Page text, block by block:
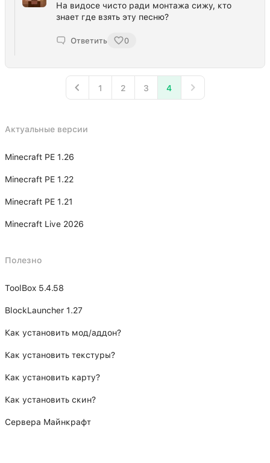
На видосе чисто ради монтажа сижу, кто
знает где взять эту песню?
Ответить 0
1 2 3 4
Актуальные версии
Minecraft PE 1.26
Minecraft PE 1.22
Minecraft PE 1.21
Minecraft Live 2026
Полезно
ToolBox 5.4.58
BlockLauncher 1.27
Как установить мод/аддон?
Как установить текстуры?
Как установить карту?
Как установить скин?
Сервера Майнкрафт